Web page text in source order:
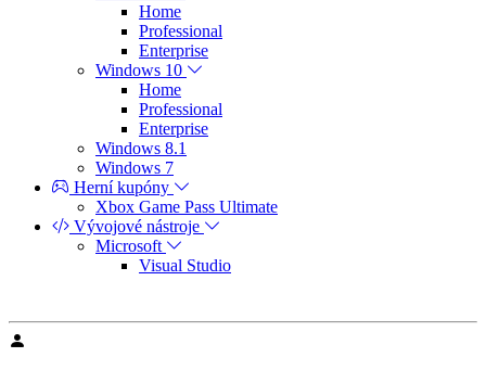
Home
Professional
Enterprise
Windows 10
Home
Professional
Enterprise
Windows 8.1
Windows 7
Herní kupóny
Xbox Game Pass Ultimate
Vývojové nástroje
Microsoft
Visual Studio